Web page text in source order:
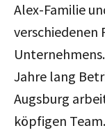
Alex-Familie
verschiedenen
Jahre lang
Augsburg
köpfigen Team.